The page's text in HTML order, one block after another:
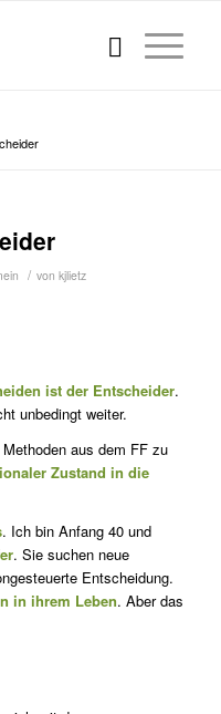
/ von kjlietz
ist der Entscheider.
unbedingt weiter.
aus dem FF zu
Zustand in die
. Ich bin Anfang 40 und
. Sie suchen neue
Entscheidung.
in ihrem Leben. Aber das